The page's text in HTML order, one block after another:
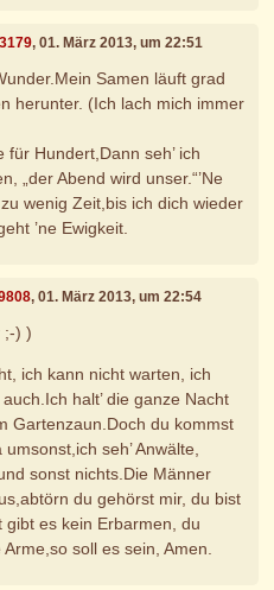
, 01. März 2013, um 22:51
Samen läuft grad
herunter. (Ich lach mich immer
für Hundert,Dann seh’ ich
„der Abend wird unser.“’Ne
wenig Zeit,bis ich dich wieder
’ne Ewigkeit.
, 01. März 2013, um 22:54
;-) )
ich kann nicht warten, ich
halt’ die ganze Nacht
Gartenzaun.Doch du kommst
seh’ Anwälte,
sonst nichts.Die Männer
du gehörst mir, du bist
gibt es kein Erbarmen, du
soll es sein, Amen.